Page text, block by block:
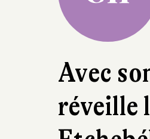
Avec
réveille